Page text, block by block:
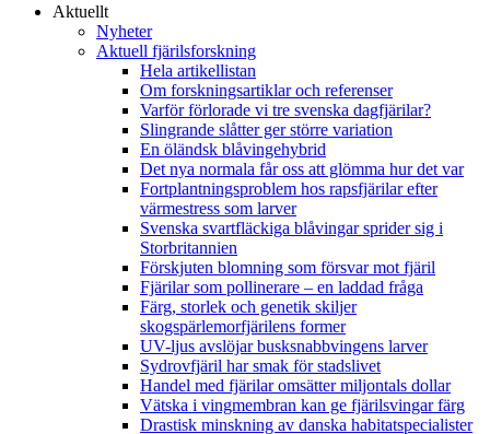
Aktuellt
Nyheter
Aktuell fjärilsforskning
Hela artikellistan
Om forskningsartiklar och referenser
Varför förlorade vi tre svenska dagfjärilar?
Slingrande slåtter ger större variation
En öländsk blåvingehybrid
Det nya normala får oss att glömma hur det var
Fortplantningsproblem hos rapsfjärilar efter
värmestress som larver
Svenska svartfläckiga blåvingar sprider sig i
Storbritannien
Förskjuten blomning som försvar mot fjäril
Fjärilar som pollinerare – en laddad fråga
Färg, storlek och genetik skiljer
skogspärlemorfjärilens former
UV-ljus avslöjar busksnabbvingens larver
Sydrovfjäril har smak för stadslivet
Handel med fjärilar omsätter miljontals dollar
Vätska i vingmembran kan ge fjärilsvingar färg
Drastisk minskning av danska habitatspecialister